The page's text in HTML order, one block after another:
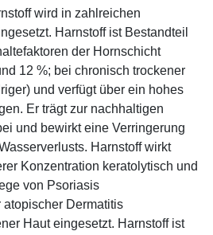
wird in zahlreichen
Harnstoff ist Bestandteil
der Hornschicht
12 %; bei chronisch trockener
und verfügt über ein hohes
Er trägt zur nachhaltigen
und bewirkt eine Verringerung
Harnstoff wirkt
Konzentration keratolytisch und
von Psoriasis
Dermatitis
Haut eingesetzt. Harnstoff ist